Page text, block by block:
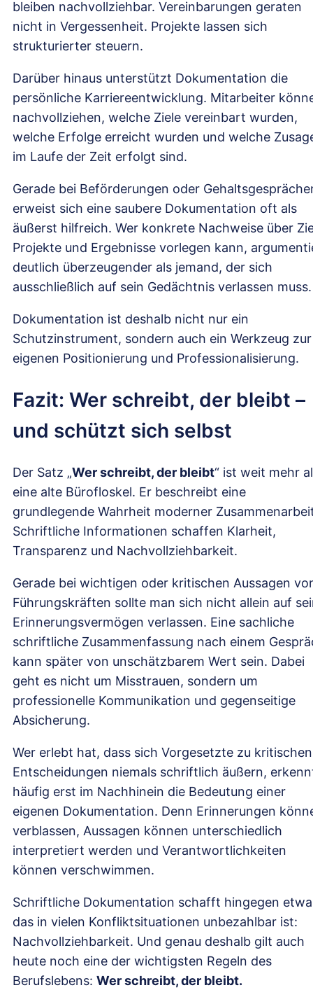
bleiben nachvollziehbar. Vereinbarungen geraten
nicht in Vergessenheit. Projekte lassen sich
strukturierter steuern.
Darüber hinaus unterstützt Dokumentation die
persönliche Karriereentwicklung. Mitarbeiter
nachvollziehen, welche Ziele vereinbart wurden,
welche Erfolge erreicht wurden und welche
im Laufe der Zeit erfolgt sind.
Gerade bei Beförderungen oder
erweist sich eine saubere Dokumentation oft als
äußerst hilfreich. Wer konkrete Nachweise über
Projekte und Ergebnisse vorlegen kann,
deutlich überzeugender als jemand, der sich
ausschließlich auf sein Gedächtnis verlassen muss.
Dokumentation ist deshalb nicht nur ein
Schutzinstrument, sondern auch ein Werkzeug zur
eigenen Positionierung und Professionalisierung.
Fazit: Wer schreibt, der bleibt –
und schützt sich selbst
Der Satz „Wer schreibt, der bleibt“ ist weit mehr
eine alte Bürofloskel. Er beschreibt eine
grundlegende Wahrheit moderner
Schriftliche Informationen schaffen Klarheit,
Transparenz und Nachvollziehbarkeit.
Gerade bei wichtigen oder kritischen Aussagen
Führungskräften sollte man sich nicht allein auf
Erinnerungsvermögen verlassen. Eine sachliche
schriftliche Zusammenfassung nach einem
kann später von unschätzbarem Wert sein. Dabei
geht es nicht um Misstrauen, sondern um
professionelle Kommunikation und gegenseitige
Absicherung.
Wer erlebt hat, dass sich Vorgesetzte zu kritischen
Entscheidungen niemals schriftlich äußern,
häufig erst im Nachhinein die Bedeutung einer
eigenen Dokumentation. Denn Erinnerungen
verblassen, Aussagen können unterschiedlich
interpretiert werden und Verantwortlichkeiten
können verschwimmen.
Schriftliche Dokumentation schafft hingegen
das in vielen Konfliktsituationen unbezahlbar ist:
Nachvollziehbarkeit. Und genau deshalb gilt auch
heute noch eine der wichtigsten Regeln des
Berufslebens: Wer schreibt, der bleibt.